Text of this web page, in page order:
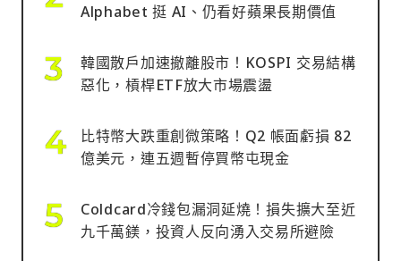
Alphabet 挺 AI、仍看好蘋果長期價值
韓國散戶加速撤離股市！KOSPI 交易結構
惡化，槓桿ETF放大市場震盪
比特幣大跌重創微策略！Q2 帳面虧損 82
億美元，連五週暫停買幣屯現金
Coldcard冷錢包漏洞延燒！損失擴大至近
九千萬鎂，投資人反向湧入交易所避險